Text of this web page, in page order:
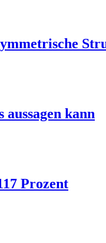
kann
Prozent